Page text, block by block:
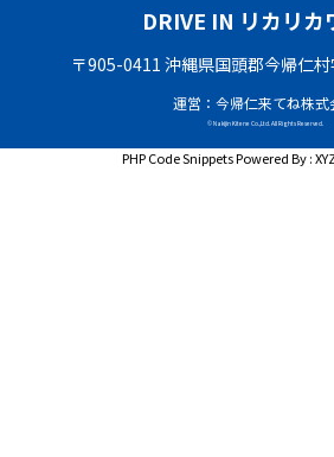
DRIVE IN リカリカ
〒905-0411 沖縄県国頭郡今帰仁
運営：今帰仁来てね株式
© Nakijin Kitene Co.,Ltd. All Rights Reserved.
PHP Code SnippetsPowered By :